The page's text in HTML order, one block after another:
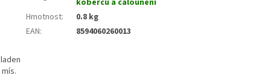
koberců a čalounění
Hmotnost:
0.8 kg
EAN: 8594060260013